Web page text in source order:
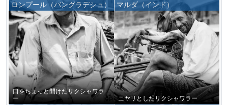
ロンプール（バングラデシュ）
口をちょっと開けたリクシャワラ
ー
マルダ（インド）
ニヤリとしたリクシャワラー